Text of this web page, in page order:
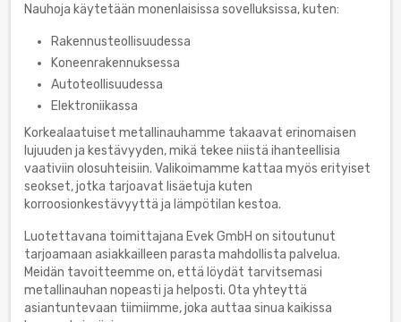
Nauhoja käytetään monenlaisissa sovelluksissa, kuten:
Rakennusteollisuudessa
Koneenrakennuksessa
Autoteollisuudessa
Elektroniikassa
Korkealaatuiset metallinauhamme takaavat erinomaisen
lujuuden ja kestävyyden, mikä tekee niistä ihanteellisia
vaativiin olosuhteisiin. Valikoimamme kattaa myös erityiset
seokset, jotka tarjoavat lisäetuja kuten
korroosionkestävyyttä ja lämpötilan kestoa.
Luotettavana toimittajana Evek GmbH on sitoutunut
tarjoamaan asiakkailleen parasta mahdollista palvelua.
Meidän tavoitteemme on, että löydät tarvitsemasi
metallinauhan nopeasti ja helposti. Ota yhteyttä
asiantuntevaan tiimiimme, joka auttaa sinua kaikissa